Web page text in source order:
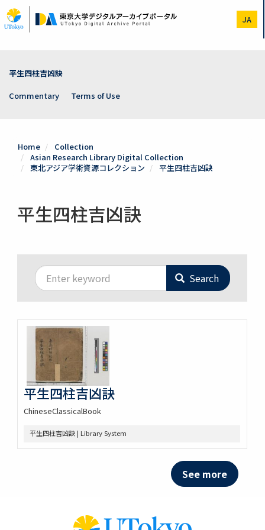
to
main
JA
平生四柱吉凶訣
Commentary
Terms of Use
Home
Collection
Asian Research Library Digital Collection
東北アジア学術資源コレクション
平生四柱吉凶訣
平生四柱吉凶訣
Search
平生四柱吉凶訣
ChineseClassicalBook
平生四柱吉凶訣 | Library System
See more